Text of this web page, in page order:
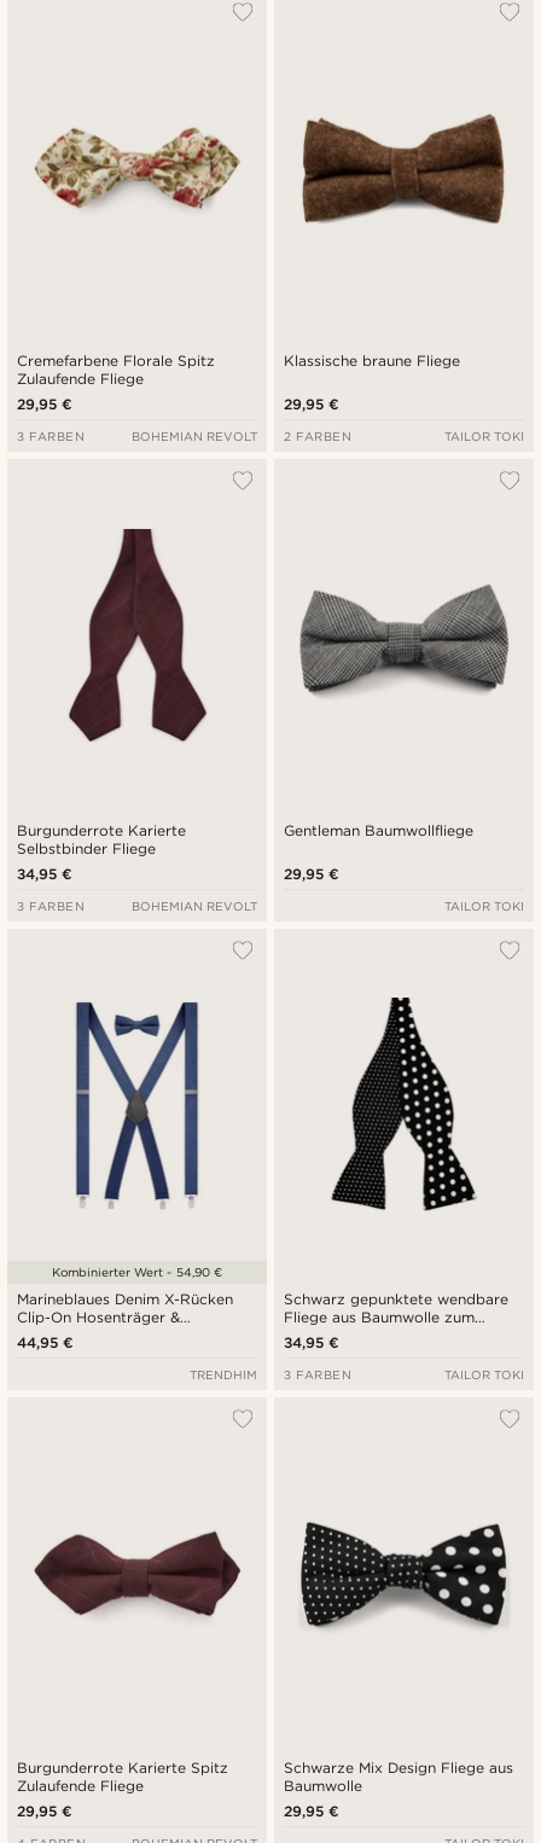
Cremefarbene Florale Spitz
Zulaufende Fliege
29,95 €
3 FARBEN BOHEMIAN REVOLT
Klassische braune Fliege
29,95 €
2 FARBEN TAILOR TOKI
Burgunderrote Karierte
Selbstbinder Fliege
34,95 €
3 FARBEN BOHEMIAN REVOLT
Gentleman Baumwollfliege
29,95 €
TAILOR TOKI
Marineblaues Denim X-Rücken
Clip-On Hosenträger &
Vorgebundene Fliege Set
44,95 €
Kombinierter Wert - 54,90 €
TRENDHIM
Schwarz gepunktete wendbare
Fliege aus Baumwolle zum
Selbtsbinden
34,95 €
3 FARBEN TAILOR TOKI
Burgunderrote Karierte Spitz
Zulaufende Fliege
29,95 €
Schwarze Mix Design Fliege aus
Baumwolle
29,95 €